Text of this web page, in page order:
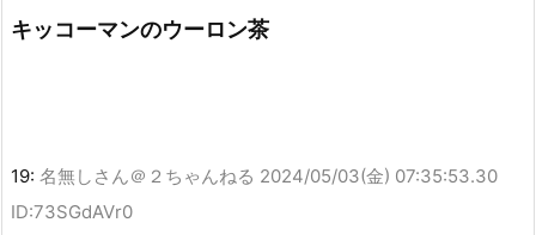
キッコーマンのウーロン茶
19: 名無しさん＠２ちゃんねる 2024/05/03(金) 07:35:53.30
ID:73SGdAVr0